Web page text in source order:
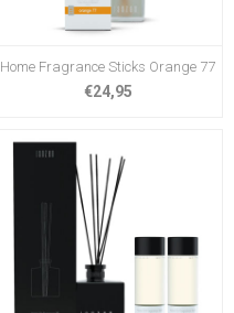
Home Fragrance Sticks Orange 77
€24,95